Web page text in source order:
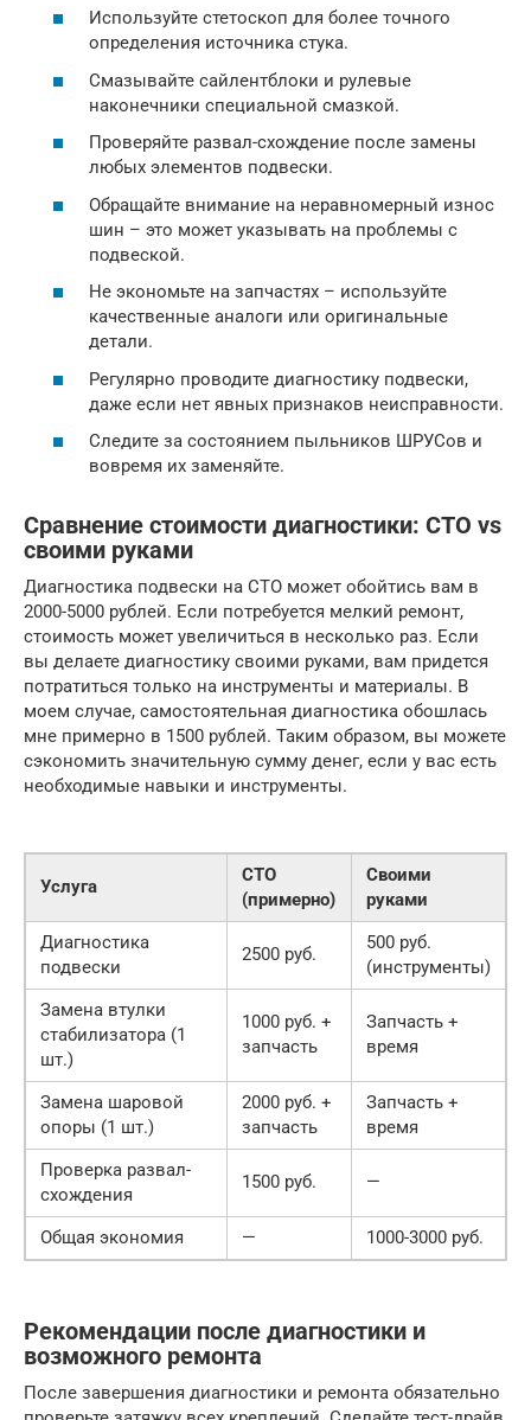
Используйте стетоскоп для более точного
определения источника стука.
Смазывайте сайлентблоки и рулевые
наконечники специальной смазкой.
Проверяйте развал-схождение после замены
любых элементов подвески.
Обращайте внимание на неравномерный износ
шин – это может указывать на проблемы с
подвеской.
Не экономьте на запчастях – используйте
качественные аналоги или оригинальные
детали.
Регулярно проводите диагностику подвески,
даже если нет явных признаков неисправности.
Следите за состоянием пыльников ШРУСов и
вовремя их заменяйте.
Сравнение стоимости диагностики: СТО vs
своими руками
Диагностика подвески на СТО может обойтись вам в
2000-5000 рублей. Если потребуется мелкий ремонт,
стоимость может увеличиться в несколько раз. Если
вы делаете диагностику своими руками, вам придется
потратиться только на инструменты и материалы. В
моем случае, самостоятельная диагностика обошлась
мне примерно в 1500 рублей. Таким образом, вы можете
сэкономить значительную сумму денег, если у вас есть
необходимые навыки и инструменты.
Услуга
СТО
(примерно)
Своими
руками
Диагностика
подвески
2500 руб.
500 руб.
(инструменты)
Замена втулки
стабилизатора (1
шт.)
1000 руб. +
запчасть
Запчасть +
время
Замена шаровой
опоры (1 шт.)
2000 руб. +
запчасть
Запчасть +
время
Проверка развал-
схождения
1500 руб. —
Общая экономия — 1000-3000 руб.
Рекомендации после диагностики и
возможного ремонта
После завершения диагностики и ремонта обязательно